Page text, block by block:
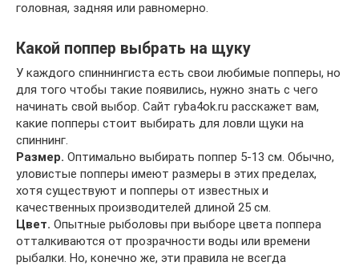
головная, задняя или равномерно.
Какой поппер выбрать на щуку
У каждого спиннингиста есть свои любимые попперы, но
для того чтобы такие появились, нужно знать с чего
начинать свой выбор. Сайт ryba4ok.ru расскажет вам,
какие попперы стоит выбирать для ловли щуки на
спиннинг.
Размер. Оптимально выбирать поппер 5-13 см. Обычно,
уловистые попперы имеют размеры в этих пределах,
хотя существуют и попперы от известных и
качественных производителей длиной 25 см.
Цвет. Опытные рыболовы при выборе цвета поппера
отталкиваются от прозрачности воды или времени
рыбалки. Но, конечно же, эти правила не всегда